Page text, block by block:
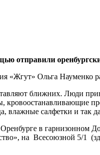
отправили
«Жгут» Ольга Науменко
ближних. Люди
кровоостанавливающие
салфетки и так
в гарнизонном
на Всесоюзной 5/1